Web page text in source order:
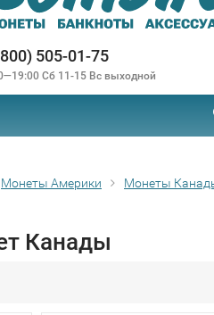
505-01-75
Сб 11-15 Вс выходной
Монеты Америки
Монеты
Канады